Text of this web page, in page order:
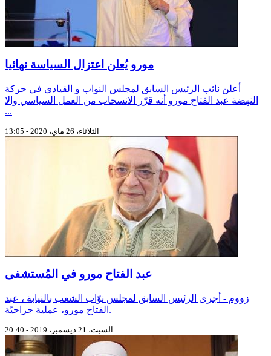
مورو يُعلن اعتزال السياسة نهائيا
أعلن نائب الرئيس السابق لمجلس النواب و القيادي في حركة
النهضة عبد الفتاح مورو أنه قرّر الانسحاب من العمل السياسي والا
...
الثلاثاء، 26 ماي، 2020 - 13:05
عبد الفتاح مورو في المُستشفى
زووم - أجرى الرئيس السابق لمجلس نوّاب الشعب بالنيابة ، عبد
الفتاح مورو، عملية جراحيّة.
السبت، 21 ديسمبر، 2019 - 20:40